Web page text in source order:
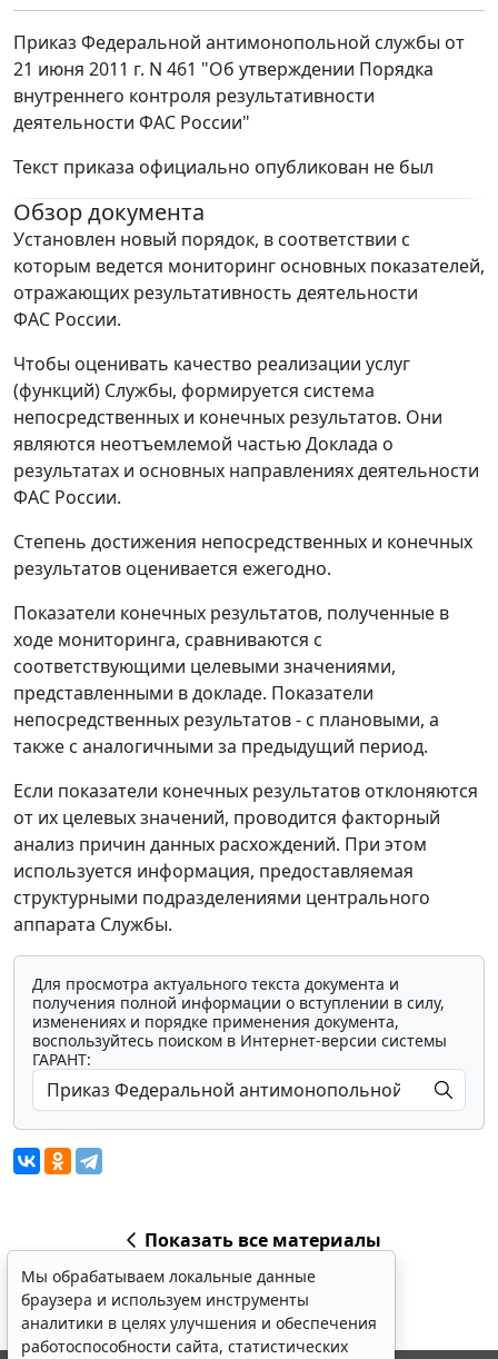
Приказ Федеральной антимонопольной службы от
21 июня 2011 г. N 461 "Об утверждении Порядка
внутреннего контроля результативности
деятельности ФАС России"
Текст приказа официально опубликован не был
Обзор документа
Установлен новый порядок, в соответствии с
которым ведется мониторинг основных показателей,
отражающих результативность деятельности
ФАС России.
Чтобы оценивать качество реализации услуг
(функций) Службы, формируется система
непосредственных и конечных результатов. Они
являются неотъемлемой частью Доклада о
результатах и основных направлениях деятельности
ФАС России.
Степень достижения непосредственных и конечных
результатов оценивается ежегодно.
Показатели конечных результатов, полученные в
ходе мониторинга, сравниваются с
соответствующими целевыми значениями,
представленными в докладе. Показатели
непосредственных результатов - с плановыми, а
также с аналогичными за предыдущий период.
Если показатели конечных результатов отклоняются
от их целевых значений, проводится факторный
анализ причин данных расхождений. При этом
используется информация, предоставляемая
структурными подразделениями центрального
аппарата Службы.
Для просмотра актуального текста документа и
получения полной информации о вступлении в силу,
изменениях и порядке применения документа,
воспользуйтесь поиском в Интернет-версии системы
ГАРАНТ:
Показать все материалы
Мы обрабатываем локальные данные
браузера и используем инструменты
аналитики в целях улучшения и обеспечения
работоспособности сайта, статистических